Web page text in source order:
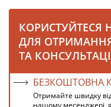
КОРИСТУЙТЕСЯ
ДЛЯ
ТА
БЕЗКОШТОВНА
Отримайте швидку
нашому месенджері,